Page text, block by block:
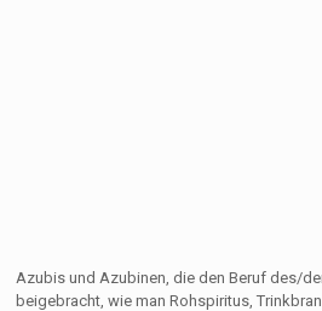
Azubis und Azubinen, die den Beruf des/
beigebracht, wie man Rohspiritus,